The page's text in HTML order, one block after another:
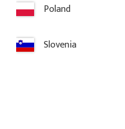
köp, förutsatt att våra
och behandling
med pensel för bästa
Poland
Slovenia